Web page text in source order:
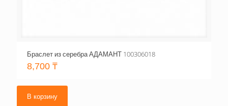
Браслет из серебра АДАМАНТ 100306018
8,700 ₸
В корзину